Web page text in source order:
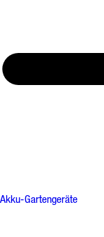
Akku-Gartengeräte